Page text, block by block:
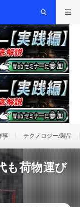
事 テクノロジー/製品
も荷物運び